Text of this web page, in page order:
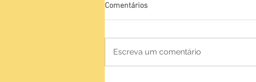
Comentários
Escreva um comentário